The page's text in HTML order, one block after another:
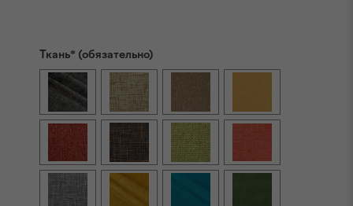
Ткань* (обязательно)